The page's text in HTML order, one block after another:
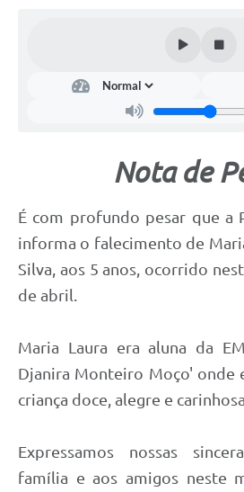
Nota de
É com profundo pesar que a
informa o falecimento de
Silva, aos 5 anos, ocorrido
de abril.
Maria Laura era aluna da
Djanira Monteiro Moço' onde
criança doce, alegre e
Expressamos nossas
família e aos amigos neste